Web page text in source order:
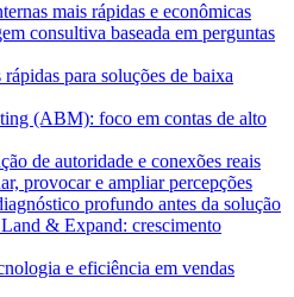
mais rápidas e econômicas
consultiva baseada em perguntas
para soluções de baixa
(ABM): foco em contas de alto
de autoridade e conexões reais
provocar e ampliar percepções
profundo antes da solução
& Expand: crescimento
e eficiência em vendas